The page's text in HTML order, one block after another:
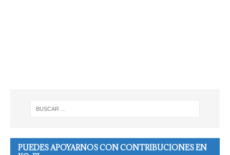
PUEDES APOYARNOS CON CONTRIBUCIONES EN